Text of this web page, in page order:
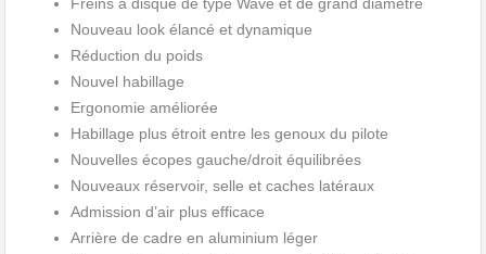
Freins à disque de type Wave et de grand diamètre
Nouveau look élancé et dynamique
Réduction du poids
Nouvel habillage
Ergonomie améliorée
Habillage plus étroit entre les genoux du pilote
Nouvelles écopes gauche/droit équilibrées
Nouveaux réservoir, selle et caches latéraux
Admission d’air plus efficace
Arrière de cadre en aluminium léger